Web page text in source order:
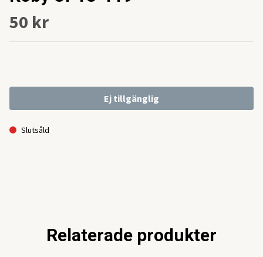
50 kr
Ej tillgänglig
Slutsåld
Relaterade produkter